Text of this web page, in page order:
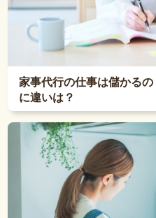
家事代行の仕事は儲かる
に違いは？